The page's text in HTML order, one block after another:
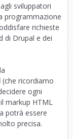
sviluppatori
programmazione
richieste
di Drupal e dei
(che ricordiamo
ogni
markup HTML
potrà essere
precisa.